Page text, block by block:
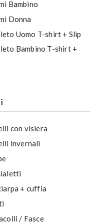
Bambino
Donna
Uomo T-shirt + Slip
Bambino T-shirt +
con visiera
invernali
+ cuffia
/ Fasce